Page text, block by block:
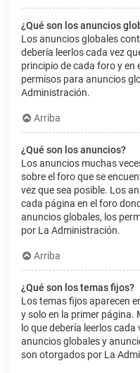
¿Qué son los anuncios
Los anuncios globales
debería leerlos cada vez
principio de cada foro y en
permisos para anuncios
Administración.
Arriba
¿Qué son los anuncios?
Los anuncios muchas
sobre el foro que se
vez que sea posible. Los
cada página en el foro
anuncios globales, los
por La Administración.
Arriba
¿Qué son los temas fijos?
Los temas fijos aparecen
y solo en la primer página.
lo que debería leerlos
anuncios globales y
son otorgados por La